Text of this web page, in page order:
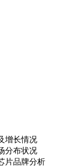
长情况
布状况
品牌分析